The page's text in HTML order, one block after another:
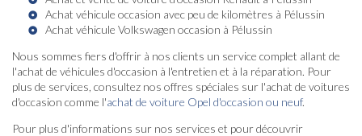
Achat véhicule occasion avec peu de kilomètres à Pélussin
Achat véhicule Volkswagen occasion à Pélussin
Nous sommes fiers d'offrir à nos clients un service complet allant de
l'achat de véhicules d'occasion à l'entretien et à la réparation. Pour
plus de services, consultez nos offres spéciales sur l'achat de voitures
d'occasion comme l'achat de voiture Opel d'occasion ou neuf.
Pour plus d'informations sur nos services et pour découvrir